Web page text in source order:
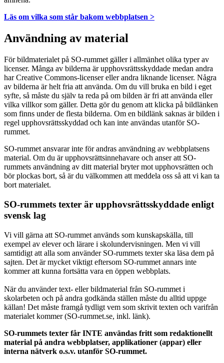
Läs om vilka som står bakom webbplatsen >
Användning av material
För bildmaterialet på SO-rummet gäller i allmänhet olika typer av
licenser. Många av bilderna är upphovsrättsskyddade medan andra
har Creative Commons-licenser eller andra liknande licenser. Några
av bilderna är helt fria att använda. Om du vill bruka en bild i eget
syfte, så måste du själv ta reda på om bilden är fri att använda eller
vilka villkor som gäller. Detta gör du genom att klicka på bildlänken
som finns under de flesta bilderna. Om en bildlänk saknas är bilden i
regel upphovsrättsskyddad och kan inte användas utanför SO-
rummet.
SO-rummet ansvarar inte för andras användning av webbplatsens
material. Om du är upphovsrättsinnehavare och anser att SO-
rummets användning av ditt material bryter mot upphovsrätten och
bör plockas bort, så är du välkommen att meddela oss så att vi kan ta
bort materialet.
SO-rummets texter är upphovsrättsskyddade enligt
svensk lag
Vi vill gärna att SO-rummet används som kunskapskälla, till
exempel av elever och lärare i skolundervisningen. Men vi vill
samtidigt att alla som använder SO-rummets texter ska läsa dem på
sajten. Det är mycket viktigt eftersom SO-rummet annars inte
kommer att kunna fortsätta vara en öppen webbplats.
När du använder text- eller bildmaterial från SO-rummet i
skolarbeten och på andra godkända ställen måste du alltid uppge
källan! Det måste framgå tydligt vem som skrivit texten och varifrån
materialet kommer (SO-rummet.se, inkl. länk).
SO-rummets texter får INTE användas fritt som redaktionellt
material på andra webbplatser, applikationer (appar) eller
interna nätverk o.s.v. utanför SO-rummet.